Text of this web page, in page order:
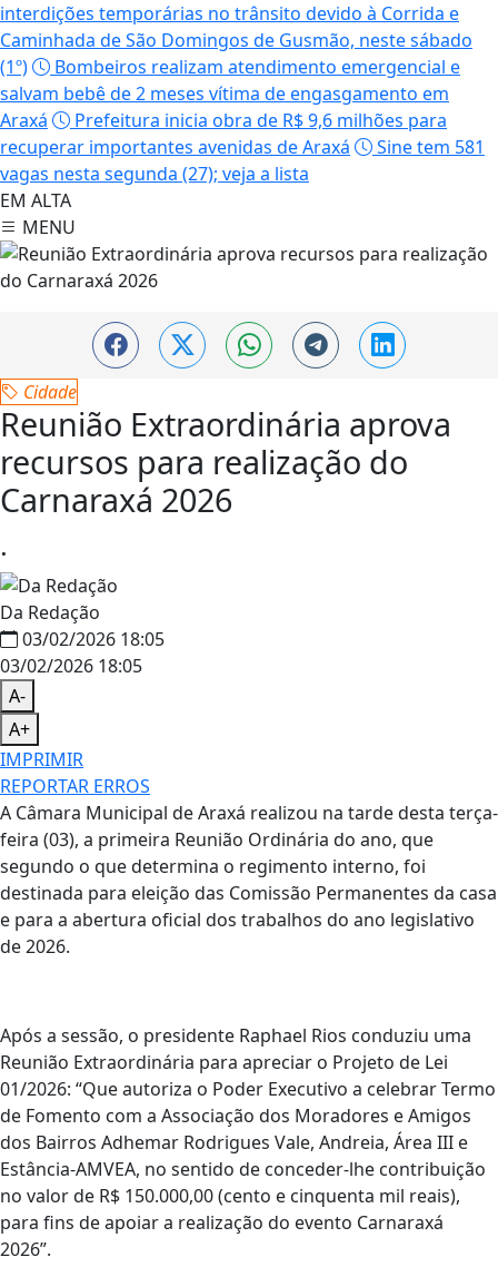
interdições temporárias no trânsito devido à Corrida e
Caminhada de São Domingos de Gusmão, neste sábado
(1º)
Bombeiros realizam atendimento emergencial e
salvam bebê de 2 meses vítima de engasgamento em
Araxá
Prefeitura inicia obra de R$ 9,6 milhões para
recuperar importantes avenidas de Araxá
Sine tem 581
vagas nesta segunda (27); veja a lista
EM ALTA
MENU
Cidade
Reunião Extraordinária aprova
recursos para realização do
Carnaraxá 2026
.
Da Redação
03/02/2026 18:05
03/02/2026 18:05
A-
A+
IMPRIMIR
REPORTAR ERROS
A Câmara Municipal de Araxá realizou na tarde desta terça-
feira (03), a primeira Reunião Ordinária do ano, que
segundo o que determina o regimento interno, foi
destinada para eleição das Comissão Permanentes da casa
e para a abertura oficial dos trabalhos do ano legislativo
de 2026.
Após a sessão, o presidente Raphael Rios conduziu uma
Reunião Extraordinária para apreciar o Projeto de Lei
01/2026: “Que autoriza o Poder Executivo a celebrar Termo
de Fomento com a Associação dos Moradores e Amigos
dos Bairros Adhemar Rodrigues Vale, Andreia, Área III e
Estância-AMVEA, no sentido de conceder-lhe contribuição
no valor de R$ 150.000,00 (cento e cinquenta mil reais),
para fins de apoiar a realização do evento Carnaraxá
2026”.